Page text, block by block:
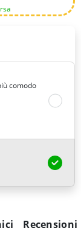
comodo
Recensioni